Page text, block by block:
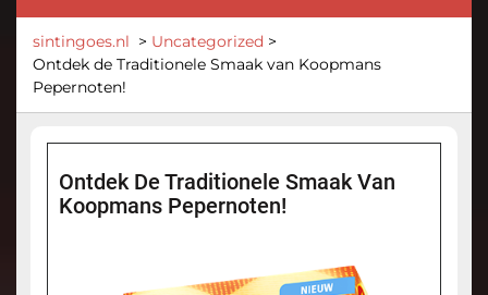
sintingoes.nl > Uncategorized >
Ontdek de Traditionele Smaak van Koopmans
Pepernoten!
Ontdek De Traditionele Smaak Van
Koopmans Pepernoten!